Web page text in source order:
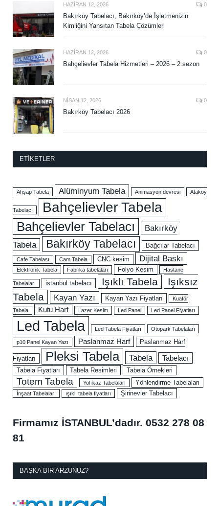
HAZIRAN 12, 2026 0
Bakırköy Tabelacı, Bakırköy’de İşletmenizin
Kimliğini Yansıtan Tabela Çözümleri
HAZIRAN 12, 2026 0
Bahçelievler Tabela Hizmetleri – 2026 – 2.sezon
NISAN 12, 2026 0
Bakırköy Tabelacı 2026
ETIKETLER
Ahşap Tabela Alüminyum Tabela Animasyon devresi Ataköy
Tabelacı Bahçelievler Tabela
Bahçelievler Tabelacı
Bakırköy
Tabela
Bakırköy Tabelacı Bağcılar Tabelacı
Cafe Tabelası Cam Tabela CNC kesim Dijital Baskı
Elektronik Tabela Fabrika tabelaları Folyo Kesim Hastane
Tabelaları istanbul tabelacı Işıklı Tabela
Işıksız
Tabela
Kayan Yazı Kayan Yazı Fiyatları
Kuaför
Tabela
Kutu Harf Lazer Kesim Led Panel Led Panel Fiyatları
Led Tabela Led Tabela Fiyatları Otopark Tabelaları
p10 Panel Kayan Yazı Paslanmaz Harf Paslanmaz Harf
Fiyatları Pleksi Tabela Tabela Tabelacı
Tabela Fiyatları Tabela Resimleri Tabela Örnekleri
Totem Tabela Yol ikaz Tabelaları Yönlendirme Tabelalari
İnşaat Tabelaları ışıklı tabela fiyatları Şirinevler Tabelacı
Firmamız İSTANBUL’dadır. 0532 278 08
81
BAŞKA BIR ARZUNUZ?